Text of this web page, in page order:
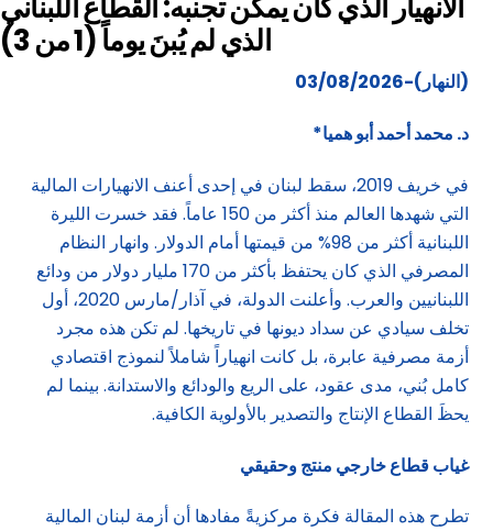
الذي لم يُبنَ يوماً (1 من 3)
(النهار)-03/08/2026
د. محمد أحمد أبو هميا*
في خريف 2019، سقط لبنان في إحدى أعنف الانهيارات المالية
التي شهدها العالم منذ أكثر من 150 عاماً. فقد خسرت الليرة
اللبنانية أكثر من 98% من قيمتها أمام الدولار. وانهار النظام
المصرفي الذي كان يحتفظ بأكثر من 170 مليار دولار من ودائع
اللبنانيين والعرب. وأعلنت الدولة، في آذار/مارس 2020، أول
تخلف سيادي عن سداد ديونها في تاريخها. لم تكن هذه مجرد
أزمة مصرفية عابرة، بل كانت انهياراً شاملاً لنموذج اقتصادي
كامل بُني، مدى عقود، على الريع والودائع والاستدانة. بينما لم
يحظَ القطاع الإنتاج والتصدير بالأولوية الكافية.
غياب قطاع خارجي منتج وحقيقي
تطرح هذه المقالة فكرة مركزيةً مفادها أن أزمة لبنان المالية